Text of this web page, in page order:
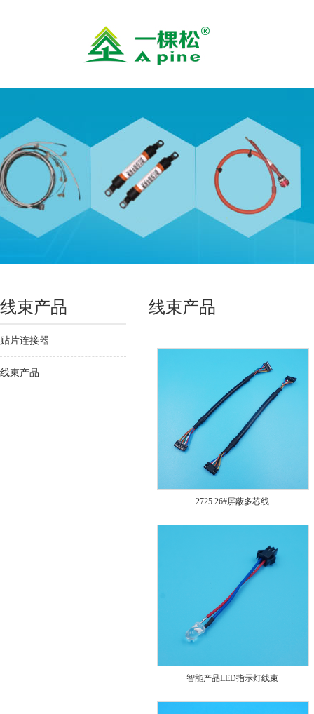
线束产品
贴片连接器
线束产品
线束产品
2725 26#屏蔽多芯线
智能产品LED指示灯线束